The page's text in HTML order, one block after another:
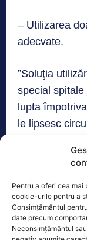
Pentru a oferi cea mai
cookie-urile pentru a
Consimțământul
date precum
Neconsimțământul
– Utilizarea
adecvate.
”Soluţia
special
lupta
le lipsesc
ridicat. Pot fi
rapid
eficientă
rapidă, în